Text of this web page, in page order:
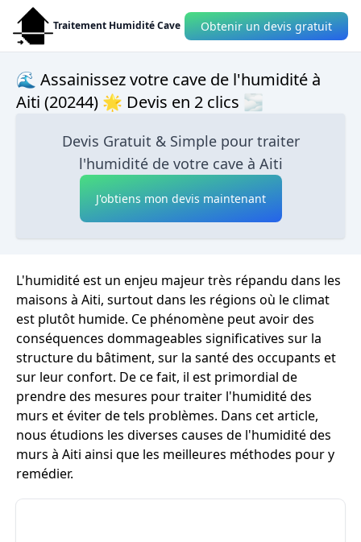
Traitement Humidité Cave Obtenir un devis gratuit
🌊 Assainissez votre cave de l'humidité à
Aiti (20244) 🌟 Devis en 2 clics 🌫
Devis Gratuit & Simple pour traiter
l'humidité de votre cave à Aiti
J'obtiens mon devis maintenant
L'humidité est un enjeu majeur très répandu dans les
maisons à Aiti, surtout dans les régions où le climat
est plutôt humide. Ce phénomène peut avoir des
conséquences dommageables significatives sur la
structure du bâtiment, sur la santé des occupants et
sur leur confort. De ce fait, il est primordial de
prendre des mesures pour traiter l'humidité des
murs et éviter de tels problèmes. Dans cet article,
nous étudions les diverses causes de l'humidité des
murs à Aiti ainsi que les meilleures méthodes pour y
remédier.